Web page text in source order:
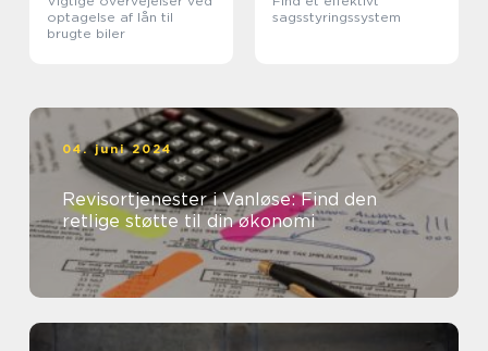
optagelse af lån til
brugte biler
sagsstyringssystem
04. juni 2024
Revisortjenester i Vanløse: Find den
retlige støtte til din økonomi